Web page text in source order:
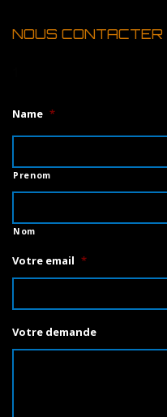
NOUS CONTACTER
Name *
Prenom
Nom
Votre email *
Votre demande